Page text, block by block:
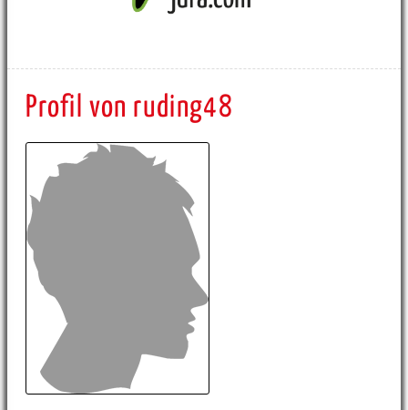
Profil von ruding48